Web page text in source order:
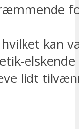
kan
elskende
lidt